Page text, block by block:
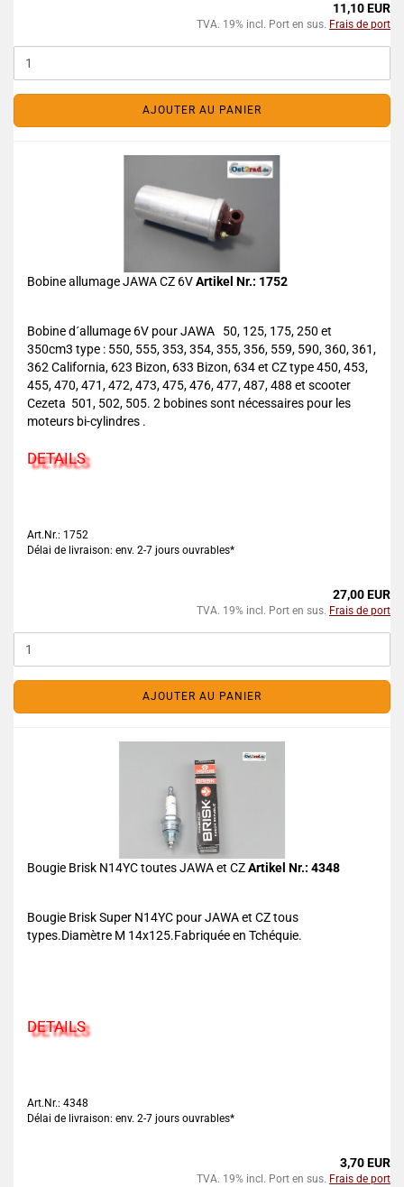
11,10 EUR
TVA. 19% incl. Port en sus. Frais de port
AJOUTER AU PANIER
Bobine allumage JAWA CZ 6VArtikel Nr.: 1752
Bobine d´allumage 6V pour JAWA 50, 125, 175, 250 et
350cm3 type : 550, 555, 353, 354, 355, 356, 559, 590, 360, 361,
362 California, 623 Bizon, 633 Bizon, 634 et CZ type 450, 453,
455, 470, 471, 472, 473, 475, 476, 477, 487, 488 et scooter
Cezeta 501, 502, 505. 2 bobines sont nécessaires pour les
moteurs bi-cylindres .
DETAILS
Art.Nr.: 1752
Délai de livraison: env. 2-7 jours ouvrables*
27,00 EUR
TVA. 19% incl. Port en sus. Frais de port
AJOUTER AU PANIER
Bougie Brisk N14YC toutes JAWA et CZArtikel Nr.: 4348
Bougie Brisk Super N14YC pour JAWA et CZ tous
types.Diamètre M 14x125.Fabriquée en Tchéquie.
DETAILS
Art.Nr.: 4348
Délai de livraison: env. 2-7 jours ouvrables*
3,70 EUR
TVA. 19% incl. Port en sus. Frais de port